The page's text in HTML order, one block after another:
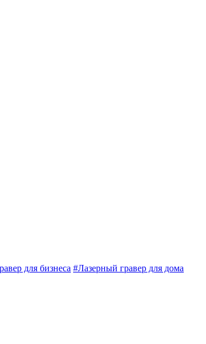
для бизнеса #Лазерный гравер для дома